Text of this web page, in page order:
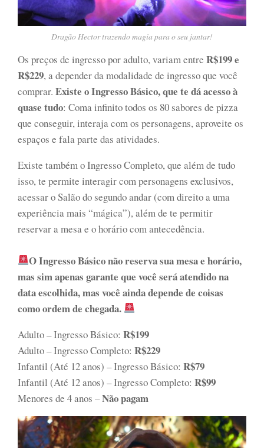
Dragão Hector trazendo magia para o seu jantar!
Os preços de ingresso por adulto, variam entre R$199 e
R$229, a depender da modalidade de ingresso que você
comprar. Existe o Ingresso Básico, que te dá acesso à
quase tudo: Coma infinito todos os 80 sabores de pizza
que conseguir, interaja com os personagens, aproveite os
espaços e fala parte das atividades.
Existe também o Ingresso Completo, que além de tudo
isso, te permite interagir com personagens exclusivos,
acessar o Salão do segundo andar (com direito a uma
experiência mais “mágica”), além de te permitir
reservar a mesa e o horário com antecedência.
O Ingresso Básico não reserva sua mesa e horário,
mas sim apenas garante que você será atendido na
data escolhida, mas você ainda depende de coisas
como ordem de chegada.
Adulto – Ingresso Básico: R$199
Adulto – Ingresso Completo: R$229
Infantil (Até 12 anos) – Ingresso Básico: R$79
Infantil (Até 12 anos) – Ingresso Completo: R$99
Menores de 4 anos –Não pagam